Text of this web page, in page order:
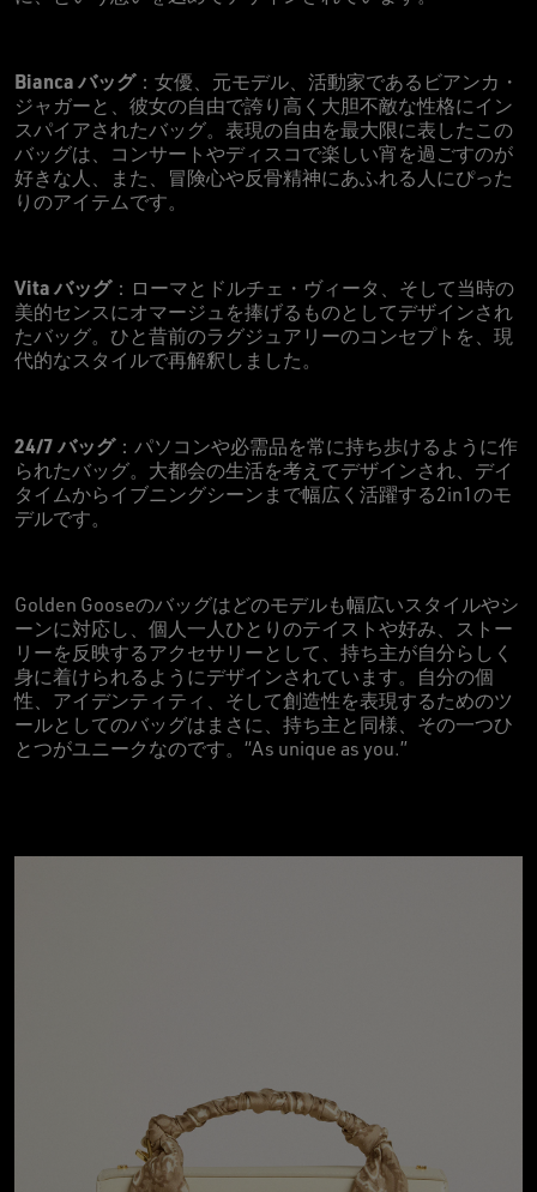
Bianca バッグ：女優、元モデル、活動家であるビアンカ・
ジャガーと、彼女の自由で誇り高く大胆不敵な性格にイン
スパイアされたバッグ。表現の自由を最大限に表したこの
バッグは、コンサートやディスコで楽しい宵を過ごすのが
好きな人、また、冒険心や反骨精神にあふれる人にぴった
りのアイテムです。
Vita バッグ：ローマとドルチェ・ヴィータ、そして当時の
美的センスにオマージュを捧げるものとしてデザインされ
たバッグ。ひと昔前のラグジュアリーのコンセプトを、現
代的なスタイルで再解釈しました。
24/7 バッグ：パソコンや必需品を常に持ち歩けるように作
られたバッグ。大都会の生活を考えてデザインされ、デイ
タイムからイブニングシーンまで幅広く活躍する2in1のモ
デルです。
Golden Gooseのバッグはどのモデルも幅広いスタイルやシ
ーンに対応し、個人一人ひとりのテイストや好み、ストー
リーを反映するアクセサリーとして、持ち主が自分らしく
身に着けられるようにデザインされています。自分の個
性、アイデンティティ、そして創造性を表現するためのツ
ールとしてのバッグはまさに、持ち主と同様、その一つひ
とつがユニークなのです。“As unique as you.”